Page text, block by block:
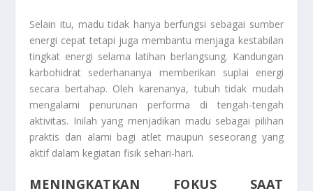
Selain itu, madu tidak hanya berfungsi sebagai sumber
energi cepat tetapi juga membantu menjaga kestabilan
tingkat energi selama latihan berlangsung. Kandungan
karbohidrat sederhananya memberikan suplai energi
secara bertahap. Oleh karenanya, tubuh tidak mudah
mengalami penurunan performa di tengah-tengah
aktivitas. Inilah yang menjadikan madu sebagai pilihan
praktis dan alami bagi atlet maupun seseorang yang
aktif dalam kegiatan fisik sehari-hari.
MENINGKATKAN FOKUS SAAT